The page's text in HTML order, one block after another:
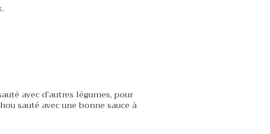
avec d’autres légumes, pour
sauté avec une bonne sauce à